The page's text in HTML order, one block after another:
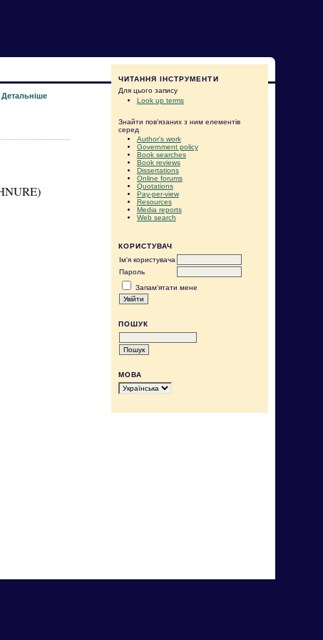
ЧИТАННЯ ІНСТРУМЕНТИ
Для цього запису
Look up terms
Знайти пов'язаних з ним елементів
серед
Author's work
Government policy
Book searches
Book reviews
Dissertations
Online forums
Quotations
Pay-per-view
Resources
Media reports
Web search
КОРИСТУВАЧ
Ім'я користувача
Пароль
Запам'ятати мене
ПОШУК
МОВА